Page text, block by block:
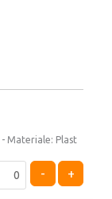
Materiale: Plast
- +